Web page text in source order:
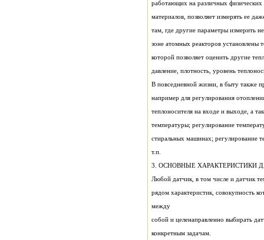
работающих на различных
там, где другие параметры измерить
зоне атомных реакторов установлены
которой позволяет оценить другие
давление, плотность, уровень
В повседневной жизни, в быту также
например для регулирования
теплоносителя на входе и выходе, а
температуры; регулирование
стиральных машинах; регулирование
т.п.
3. ОСНОВНЫЕ ХАРАКТЕРИСТИКИ
Любой датчик, в том числе и датчик
рядом характеристик, совокупность
между
собой и целенаправленно выбирать
конкретным задачам.